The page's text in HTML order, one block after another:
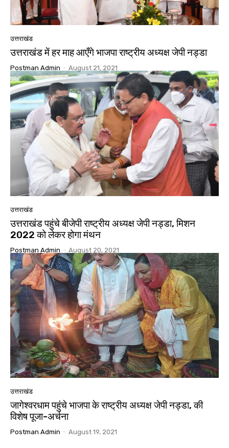
उत्तराखंड
उत्तराखंड में हर माह आएँगे भाजपा राष्ट्रीय अध्यक्ष जेपी नड्डा
Postman Admin - August 21, 2021
उत्तराखंड
उत्तराखंड पहुंचे बीजेपी राष्ट्रीय अध्यक्ष जेपी नड्डा, मिशन
2022 को लेकर होगा मंथन
Postman Admin - August 20, 2021
उत्तराखंड
जागेश्वरधाम पहुंचे भाजपा के राष्ट्रीय अध्यक्ष जेपी नड्डा, की
विशेष पूजा-अर्चना
Postman Admin - August 19, 2021